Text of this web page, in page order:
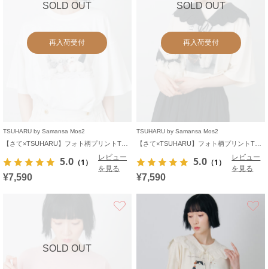
SOLD OUT
再入荷受付
TSUHARU by Samansa Mos2
5.0 （1）
レビュー
を見る
¥7,590
SOLD OUT
再入荷受付
TSUHARU by Samansa Mos2
5.0 （1）
レビュー
を見る
¥7,590
SOLD OUT